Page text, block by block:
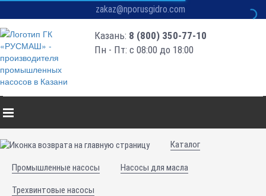
zakaz@nporusgidro.com
Казань: 8 (800) 350-77-10
Пн - Пт: с 08:00 до 18:00
Каталог
Промышленные насосы Насосы для масла
Трехвинтовые насосы